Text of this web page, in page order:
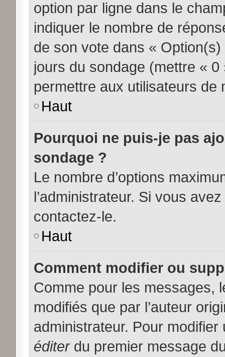
option par ligne dans le
indiquer le nombre de
de son vote dans «
jours du sondage (mettre «
permettre aux utilisateurs de
Haut
Pourquoi ne puis-je pas
sondage ?
Le nombre d’options
l’administrateur. Si vous
contactez-le.
Haut
Comment modifier ou
Comme pour les messages,
modifiés que par l’auteur
administrateur. Pour
éditerdu premier message